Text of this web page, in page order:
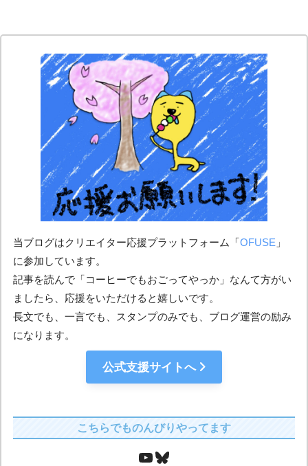
当ブログはクリエイター応援プラットフォーム「OFUSE 」
に参加しています。
記事を読んで「コーヒーでもおごってやっか」なんて方がい
ましたら、応援をいただけると嬉しいです。
長文でも、一言でも、スタンプのみでも、ブログ運営の励み
になります。
公式支援サイトへ
こちらでものんびりやってます